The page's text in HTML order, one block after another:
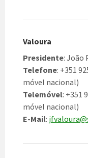
Valoura
Presidente: João
Telefone: +351
móvel nacional)
Telemóvel: +351
móvel nacional)
E-Mail: